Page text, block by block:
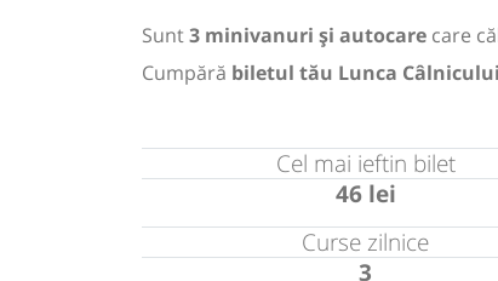
Sunt3 minivanuri și autocare care
Cumpără biletul tău Lunca
Cel mai ieftin bilet
46 lei
Curse zilnice
3